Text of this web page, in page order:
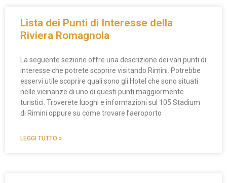
Lista dei Punti di Interesse della
Riviera Romagnola
La seguente sezione offre una descrizione dei vari punti di
interesse che potrete scoprire visitando Rimini. Potrebbe
esservi utile scoprire quali sono gli Hotel che sono situati
nelle vicinanze di uno di questi punti maggiormente
turistici. Troverete luoghi e informazioni sul 105 Stadium
di Rimini oppure su come trovare l’aeroporto
LEGGI TUTTO »